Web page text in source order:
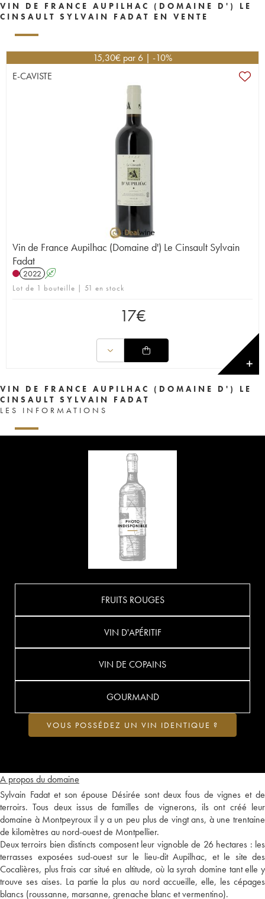
VIN DE FRANCE AUPILHAC (DOMAINE D') LE
CINSAULT SYLVAIN FADAT EN VENTE
15,30€ par 6 | -10%
E-CAVISTE
Vin de France Aupilhac (Domaine d') Le Cinsault Sylvain
Fadat
2022 A
Lot de 1 bouteille | 51 en stock
17€
✕
VIN DE FRANCE AUPILHAC (DOMAINE D') LE
CINSAULT SYLVAIN FADAT
LES INFORMATIONS
A propos du domaine
Sylvain Fadat et son épouse Désirée sont deux fous de vignes et de
terroirs. Tous deux issus de familles de vignerons, ils ont créé leur
domaine à Montpeyroux il y a un peu plus de vingt ans, à une trentaine
de kilomètres au nord-ouest de Montpellier.
Deux terroirs bien distincts composent leur vignoble de 26 hectares : les
terrasses exposées sud-ouest sur le lieu-dit Aupilhac, et le site des
Cocalières, plus frais car situé en altitude, où la syrah domine tant elle y
trouve ses aises. La partie la plus au nord accueille, elle, les cépages
blancs (roussanne, marsanne, grenache blanc et vermentino).
FRUITS ROUGES
VIN D'APÉRITIF
VIN DE COPAINS
GOURMAND
VOUS POSSÉDEZ UN VIN IDENTIQUE ?